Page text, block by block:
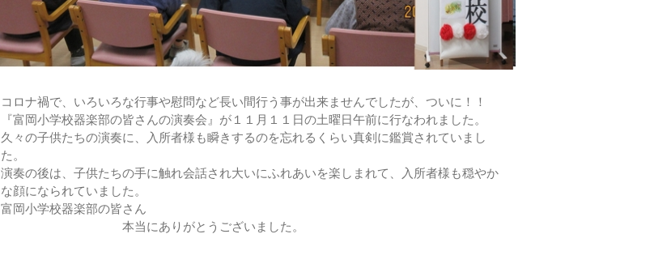
コロナ禍で、いろいろな行事や慰問など長い間行う事が出来ませんでしたが、ついに！！
『富岡小学校器楽部の皆さんの演奏会』が１１月１１日の土曜日午前に行なわれました。
久々の子供たちの演奏に、入所者様も瞬きするのを忘れるくらい真剣に鑑賞されていまし
た。
演奏の後は、子供たちの手に触れ会話され大いにふれあいを楽しまれて、入所者様も穏やか
な顔になられていました。
富岡小学校器楽部の皆さん
本当にありがとうございました。